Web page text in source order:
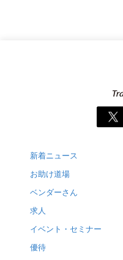
新着ニュース
お助け道場
ベンダーさん
求人
イベント・セミナー
優待